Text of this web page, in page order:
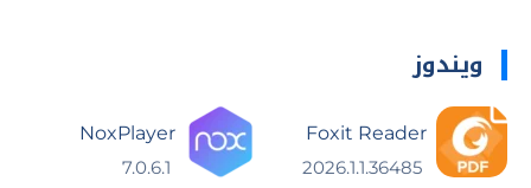
ويندوز
Foxit Reader
NoxPlayer